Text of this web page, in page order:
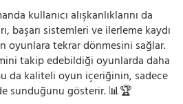
kullanıcı alışkanlıklarını da
başarı sistemleri ve ilerleme kaydı
oyunlara tekrar dönmesini sağlar.
takip edebildiği oyunlarda daha
da kaliteli oyun içeriğinin, sadece
sunduğunu gösterir. 📊🏆